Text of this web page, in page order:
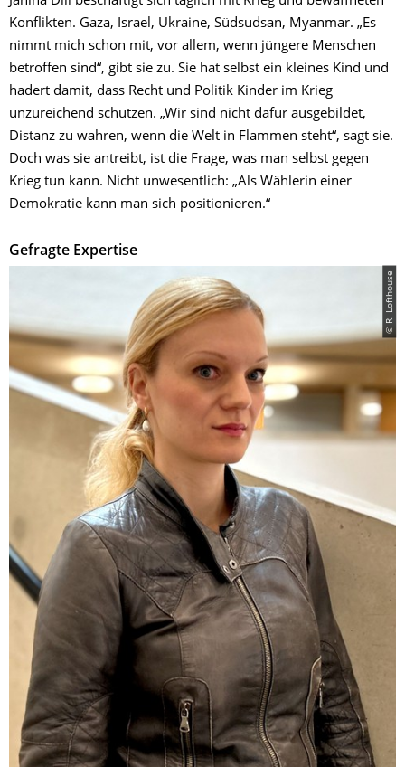
Konflikten. Gaza, Israel, Ukraine, Südsudsan, Myanmar. „Es
nimmt mich schon mit, vor allem, wenn jüngere Menschen
betroffen sind“, gibt sie zu. Sie hat selbst ein kleines Kind und
hadert damit, dass Recht und Politik Kinder im Krieg
unzureichend schützen. „Wir sind nicht dafür ausgebildet,
Distanz zu wahren, wenn die Welt in Flammen steht“, sagt sie.
Doch was sie antreibt, ist die Frage, was man selbst gegen
Krieg tun kann. Nicht unwesentlich: „Als Wählerin einer
Demokratie kann man sich positionieren.“
Gefragte Expertise
© R. Lofthouse